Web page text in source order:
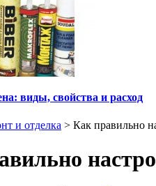
виды, свойства и расход
и отделка > Как правильно